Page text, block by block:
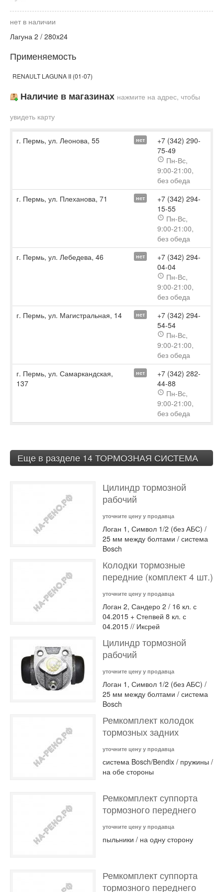
нет в наличии
Лагуна 2 / 280x24
Применяемость
RENAULT LAGUNA II (01-07)
Наличие в магазинах нажмите на адрес, чтобы
увидеть карту
г. Пермь, ул. Леонова, 55 нет
+7 (342) 290-
75-49
Пн-Вс,
9:00-21:00,
без обеда
г. Пермь, ул. Плеханова, 71
нет
+7 (342) 294-
15-55
Пн-Вс,
9:00-21:00,
без обеда
г. Пермь, ул. Лебедева, 46
нет
+7 (342) 294-
04-04
Пн-Вс,
9:00-21:00,
без обеда
г. Пермь, ул. Магистральная, 14
нет
+7 (342) 294-
54-54
Пн-Вс,
9:00-21:00,
без обеда
г. Пермь, ул. Самаркандская,
137
нет
+7 (342) 282-
44-88
Пн-Вс,
9:00-21:00,
без обеда
Еще в разделе 14 ТОРМОЗНАЯ СИСТЕМА
Цилиндр тормозной
рабочий
уточните цену у продавца
Логан 1, Символ 1/2 (без АБС) /
25 мм между болтами / система
Bosch
Колодки тормозные
передние (комплект 4 шт.)
уточните цену у продавца
Логан 2, Сандеро 2 / 16 кл. с
04.2015 + Степвей 8 кл. с
04.2015 // Иксрей
Цилиндр тормозной
рабочий
уточните цену у продавца
Логан 1, Символ 1/2 (без АБС) /
25 мм между болтами / система
Bosch
Ремкомплект колодок
тормозных задних
уточните цену у продавца
система Bosch/Bendix / пружины /
на обе стороны
Ремкомплект суппорта
тормозного переднего
уточните цену у продавца
пыльники / на одну сторону
Ремкомплект суппорта
тормозного переднего